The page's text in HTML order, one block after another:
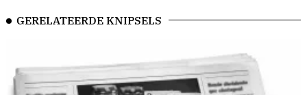
GERELATEERDE KNIPSELS